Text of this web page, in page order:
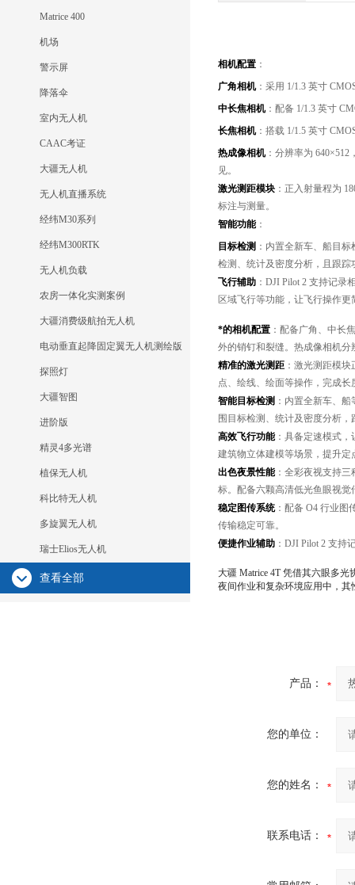
Matrice 400
机场
警示屏
降落伞
室内无人机
CAAC考证
大疆无人机
无人机直播系统
经纬M30系列
经纬M300RTK
无人机负载
农房一体化实测案例
大疆消费级航拍无人机
电动垂直起降固定翼无人机测绘版
探照灯
大疆智图
进阶版
精灵4多光谱
植保无人机
科比特无人机
多旋翼无人机
瑞士Elios无人机
查看全部
相机配置 ：
广角相机：采用 1/1.3 英寸
中长焦相机：配备 1/1.3 英寸
长焦相机：搭载 1/1.5 英寸
热成像相机：分辨率为 640×512
见。
激光测距模块 ：正入射量程为
标注与测量。
智能功能：
目标检测 ：内置全新车、船目
检测、统计及密度分析，且跟
飞行辅助 ：DJI Pilot 2 支持记
区域飞行等功能，让飞行操作更
*的相机配置 ：配备广角、中长
外的销钉和裂缝。热成像相机分
精准的激光测距 ：激光测距模
点、绘线、绘面等操作，完成
智能目标检测 ：内置全新车、
围目标检测、统计及密度分析
高效飞行功能：具备定速模式，
建筑物立体建模等场景，提升定
出色夜景性能：全彩夜视支持三
标。配备六颗高清低光鱼眼视
稳定图传系统：配备 O4 行业图
传输稳定可靠。
便捷作业辅助 ：DJI Pilot 2 支
大疆 Matrice 4T 凭借其六眼多
夜间作业和复杂环境应用中，
产品：
您的单位：
您的姓名：
联系电话：